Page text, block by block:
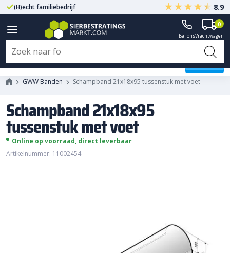
(H)echt familiebedrijf Gegarandeerd A-kwaliteit
8.9
Bel onsVrachtwagen
0
GWW Banden Schampband 21x18x95 tussenstuk met voet
Schampband 21x18x95
tussenstuk met voet
Online op voorraad, direct leverbaar
Artikelnummer: 11002454
Schampband 21x18x95
tussenstuk met voet